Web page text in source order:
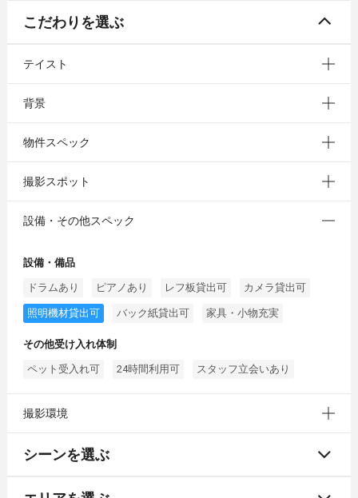
こだわりを選ぶ
テイスト
背景
物件スペック
撮影スポット
設備・その他スペック
設備・備品
ドラムあり ピアノあり レフ板貸出可 カメラ貸出可
照明機材貸出可 バック紙貸出可 家具・小物充実
その他受け入れ体制
ペット受入れ可 24時間利用可 スタッフ立会いあり
撮影環境
シーンを選ぶ